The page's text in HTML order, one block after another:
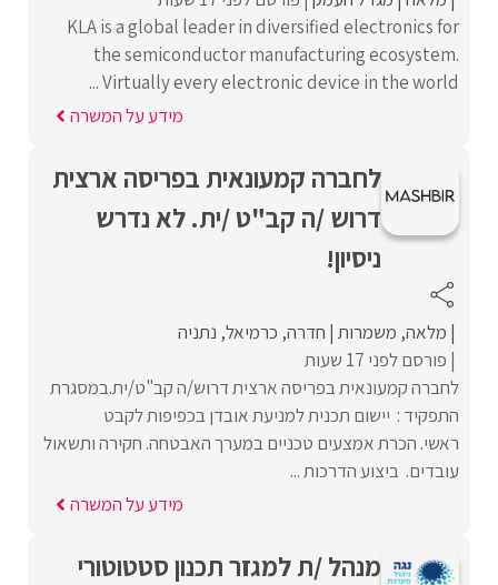
KLA is a global leader in diversified electronics for
the semiconductor manufacturing ecosystem.
Virtually every electronic device in the world ...
מידע על המשרה
לחברה קמעונאית בפריסה ארצית
דרוש /ה קב"ט /ית. לא נדרש
ניסיון!
מלאה משמרות חדרה כרמיאל נתניה
פורסם לפני 17 שעות
לחברה קמעונאית בפריסה ארצית דרוש/ה קב"ט/ית.במסגרת
התפקיד : יישום תכנית למניעת אובדן בכפיפות לקבט
ראשי. הכרת אמצעים טכניים במערך האבטחה. חקירה ותשאול
עובדים. ביצוע הדרכות ...
מידע על המשרה
מנהל /ת למגזר תכנון סטטוטורי